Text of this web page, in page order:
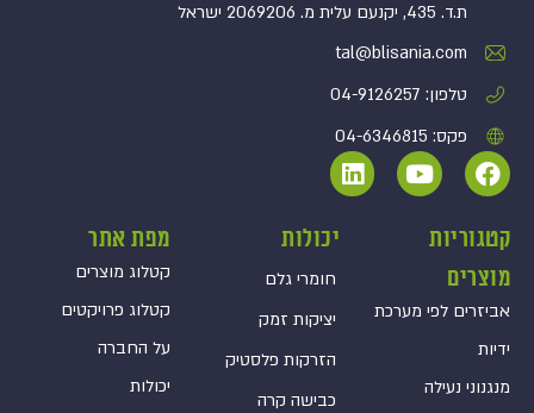
ת.ד. 435, יקנעם עלית מ. 2069206 ישראל
tal@blisania.com‏
טלפון: 04-9126257
פקס: 04-6346815
קטגוריות
מוצרים
אביזרים לפי מערכת
ידיות
מנגנוני נעילה
יכולות
חומרי גלם
יציקות זמק
הזרקות פלסטיק
כבישה קרה
מפת אתר
קטלוג מוצרים
קטלוג פרויקטים
על החברה
יכולות